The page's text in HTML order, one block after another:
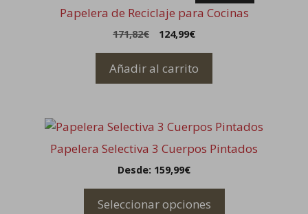
Papelera de Reciclaje para Cocinas
171,82€
El
original
era:
124,99€El
es:
Añadir al carrito
Papelera Selectiva 3 Cuerpos Pintados
Desde: 159,99€
Seleccionar opciones
producto